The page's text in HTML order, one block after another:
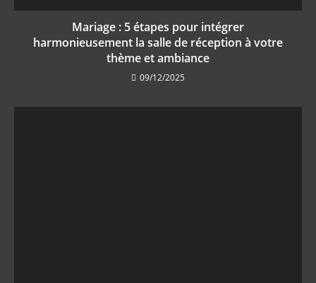
Mariage : 5 étapes pour intégrer
harmonieusement la salle de réception à votre
thème et ambiance
09/12/2025